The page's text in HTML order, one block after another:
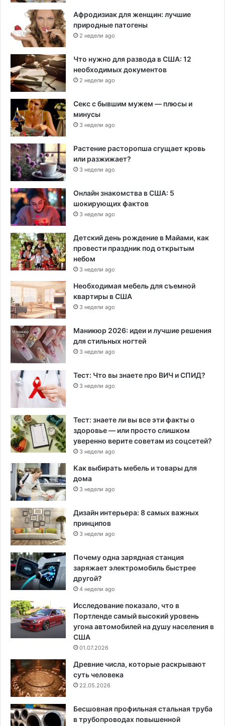
Афродизиак для женщин: лучшие
природные патогены
2 недели ago
Что нужно для развода в США: 12
необходимых документов
2 недели ago
Секс с бывшим мужем — плюсы и
минусы
3 недели ago
Растение расторопша сгущает кровь
или разжижает?
3 недели ago
Онлайн знакомства в США: 5
шокирующих фактов
3 недели ago
Детский день рождение в Майами, как
провести праздник под открытым
небом
3 недели ago
Необходимая мебель для съемной
квартиры в США
3 недели ago
Маникюр 2026: идеи и лучшие решения
для стильных ногтей
3 недели ago
Тест: Что вы знаете про ВИЧ и СПИД?
3 недели ago
Тест: знаете ли вы все эти факты о
здоровье — или просто слишком
уверенно верите советам из соцсетей?
3 недели ago
Как выбирать мебель и товары для
дома
3 недели ago
Дизайн интерьера: 8 самых важных
принципов
3 недели ago
Почему одна зарядная станция
заряжает электромобиль быстрее
другой?
4 недели ago
Исследование показало, что в
Портленде самый высокий уровень
угона автомобилей на душу населения в
США
01.07.2026
Древние числа, которые раскрывают
суть человека
22.05.2026
Бесшовная профильная стальная труба
в трубопроводах повышенной